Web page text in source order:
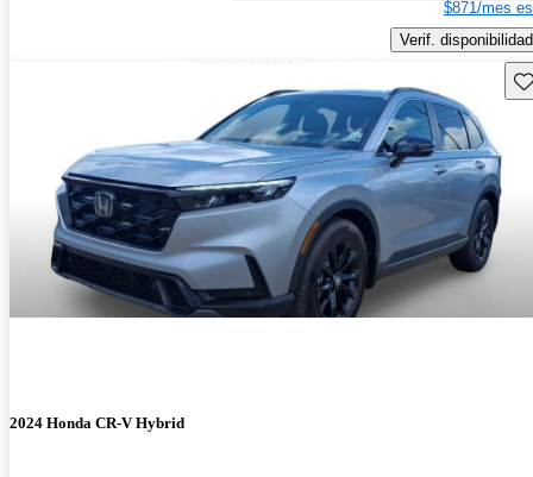
$871/mes
Verif. disponibilidad
2024 Honda CR-V Hybrid